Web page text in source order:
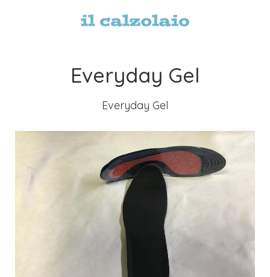
Everyday Gel
Everyday Gel